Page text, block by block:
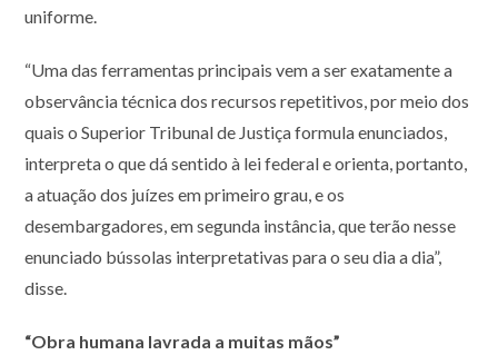
uniforme.
“Uma das ferramentas principais vem a ser exatamente a
observância técnica dos recursos repetitivos, por meio dos
quais o Superior Tribunal de Justiça formula enunciados,
interpreta o que dá sentido à lei federal e orienta, portanto,
a atuação dos juízes em primeiro grau, e os
desembargadores, em segunda instância, que terão nesse
enunciado bússolas interpretativas para o seu dia a dia”,
disse.
“Obra humana lavrada a muitas mãos”